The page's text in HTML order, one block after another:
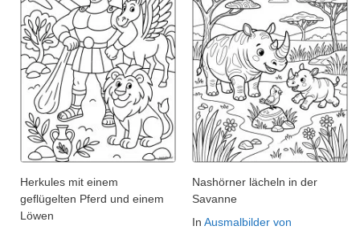
Herkules mit einem
geflügelten Pferd und einem
Löwen
Nashörner lächeln in der
Savanne
In Ausmalbilder von